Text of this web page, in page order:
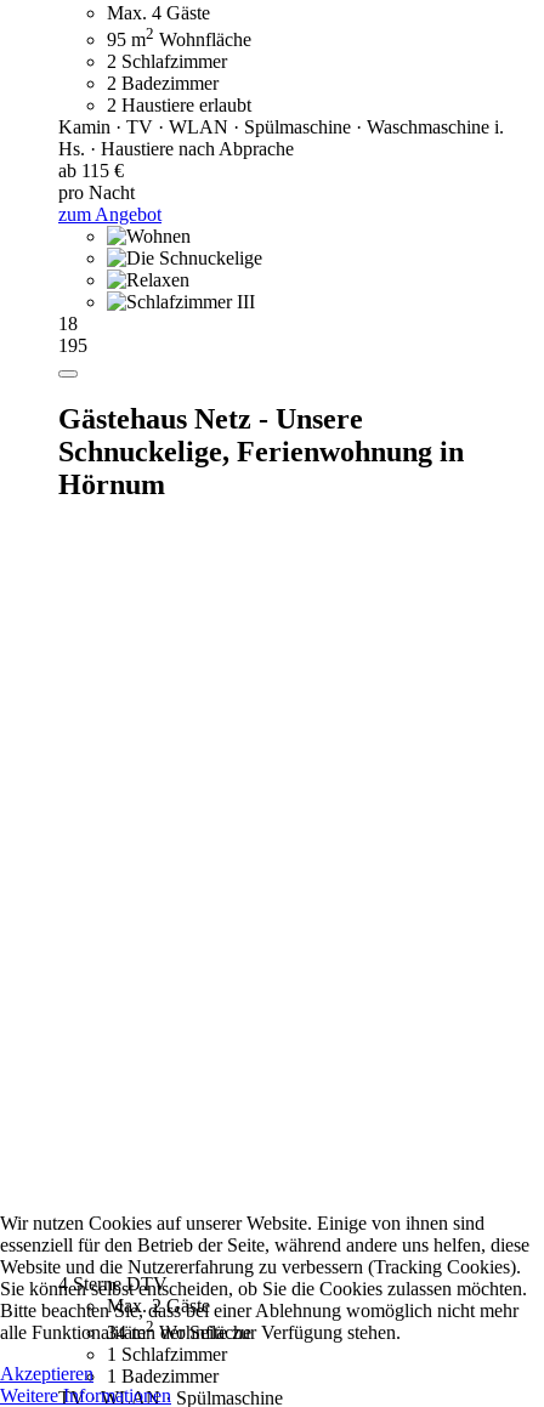
Max. 4 Gäste
95 m2 Wohnfläche
2 Schlafzimmer
2 Badezimmer
2 Haustiere erlaubt
Kamin · TV · WLAN · Spülmaschine · Waschmaschine i.
Hs. · Haustiere nach Abprache
ab 115 €
pro Nacht
zum Angebot
18
195
Gästehaus Netz - Unsere
Schnuckelige, Ferienwohnung in
Hörnum
4 Sterne DTV
Max. 2 Gäste
34 m2 Wohnfläche
1 Schlafzimmer
1 Badezimmer
TV · WLAN · Spülmaschine
Wir nutzen Cookies auf unserer Website. Einige von ihnen sind
essenziell für den Betrieb der Seite, während andere uns helfen, diese
Website und die Nutzererfahrung zu verbessern (Tracking Cookies).
Sie können selbst entscheiden, ob Sie die Cookies zulassen möchten.
Bitte beachten Sie, dass bei einer Ablehnung womöglich nicht mehr
alle Funktionalitäten der Seite zur Verfügung stehen.
Akzeptieren
Weitere Informationen